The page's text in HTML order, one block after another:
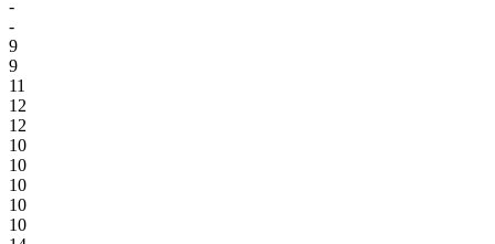
-
-
9
9
11
12
12
10
10
10
10
10